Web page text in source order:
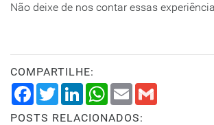
Não deixe de nos contar essas
COMPARTILHE:
FacebookTwitterLinkedInWhatsApp
Email
POSTS RELACIONADOS: